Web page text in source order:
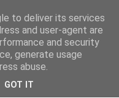
to deliver its services
and user-agent are
and security
generate usage
abuse.
GOT IT